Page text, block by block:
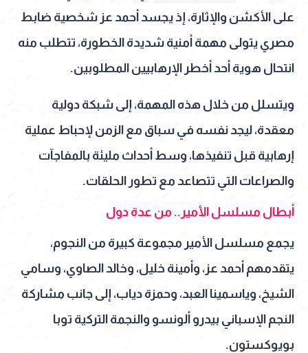
على الأكشن والإثارة، إذ يجسد أحمد عز شخصية ضابط
مصري يتولى مهمة أمنية شديدة الخطورة، تتطلب منه
انتحال هوية أحد أخطر الإرهابيين المطلوبين.
ويتسلل من خلال هذه المهمة، إلى شبكة دولية
معقدة، ليجد نفسه في سباق مع الزمن لإحباط عملية
إرهابية قبل تنفيذها، وسط أحداث مليئة بالمفاجآت
والصراعات التي تتصاعد مع تطور الحلقات.
أبطال مسلسل الأمير.. من عدة دول
يجمع مسلسل الأمير مجموعة كبيرة من النجوم،
يتقدمهم أحمد عز، وأمينة خليل، وخالد الصاوي، وسامي
الشيخ، وياسمينا العبد، وحمزة دياب، إلى جانب مشاركة
النجم الإسباني بيدرو ألونسو والنجمة التركية توبا
بويوكستون.